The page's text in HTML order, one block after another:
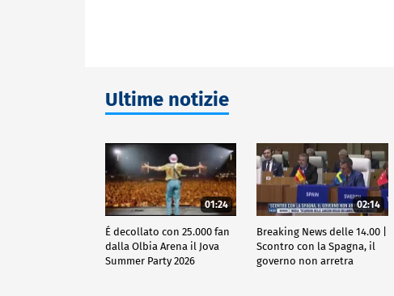
Ultime notizie
01:24
É decollato con 25.000 fan
dalla Olbia Arena il Jova
Summer Party 2026
02:14
Breaking News delle 14.00 |
Scontro con la Spagna, il
governo non arretra